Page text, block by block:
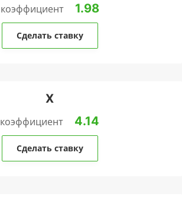
коэффициент 1.98
Сделать ставку
Х
коэффициент 4.14
Сделать ставку